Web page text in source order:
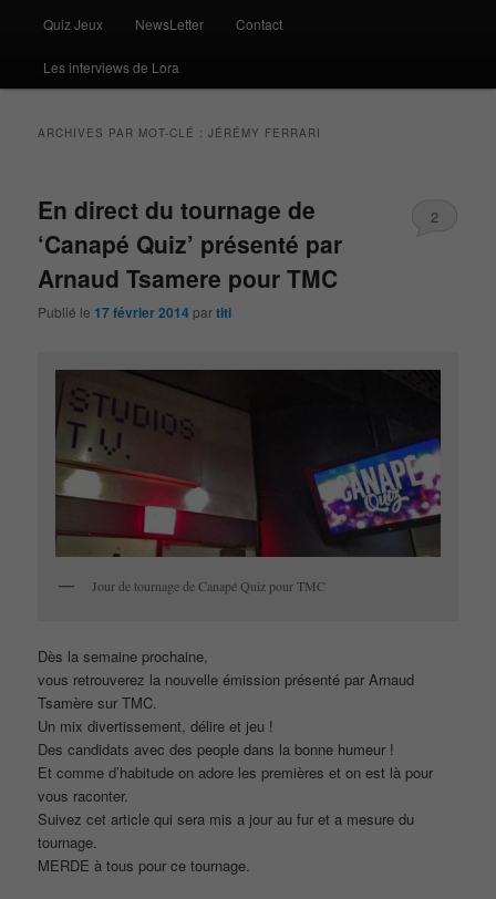
Quiz Jeux NewsLetter Contact
Les interviews de Lora
ARCHIVES PAR MOT-CLÉ :JÉRÉMY FERRARI
En direct du tournage de
‘Canapé Quiz’ présenté par
Arnaud Tsamere pour TMC
Publié le 17 février 2014 partiti
2
Jour de tournage de Canapé Quiz pour TMC
Dès la semaine prochaine,
vous retrouverez la nouvelle émission présenté par Arnaud
Tsamère sur TMC.
Un mix divertissement, délire et jeu !
Des candidats avec des people dans la bonne humeur !
Et comme d’habitude on adore les premières et on est là pour
vous raconter.
Suivez cet article qui sera mis a jour au fur et a mesure du
tournage.
MERDE à tous pour ce tournage.